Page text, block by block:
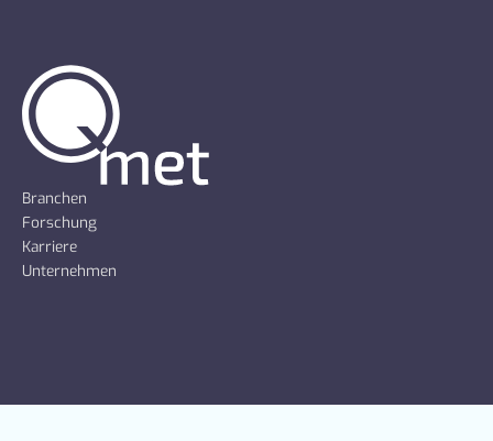
Branchen
Forschung
Karriere
Unternehmen